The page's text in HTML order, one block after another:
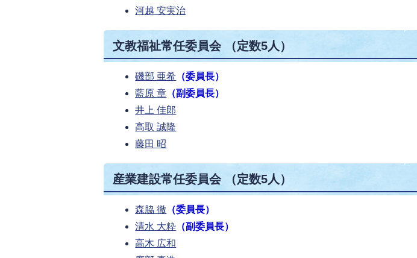
河越 安実治
文教福祉常任委員会 （定数5人）
磯部 亜希 （委員長）
藍原 章 （副委員長）
井上 佳郎
高取 誠隆
藤田 昭
産業建設常任委員会 （定数5人）
森脇 徹 （委員長）
清水 大粋 （副委員長）
高木 広和